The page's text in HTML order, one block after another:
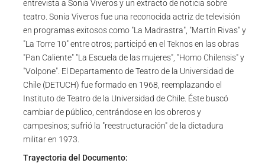
entrevista a Sonia Viveros y un extracto de noticia sobre
teatro. Sonia Viveros fue una reconocida actriz de televisión
en programas exitosos como "La Madrastra", "Martín Rivas" y
"La Torre 10" entre otros; participó en el Teknos en las obras
"Pan Caliente" "La Escuela de las mujeres", "Homo Chilensis" y
"Volpone". El Departamento de Teatro de la Universidad de
Chile (DETUCH) fue formado en 1968, reemplazando el
Instituto de Teatro de la Universidad de Chile. Éste buscó
cambiar de público, centrándose en los obreros y
campesinos; sufrió la "reestructuración" de la dictadura
militar en 1973.
Trayectoria del Documento: